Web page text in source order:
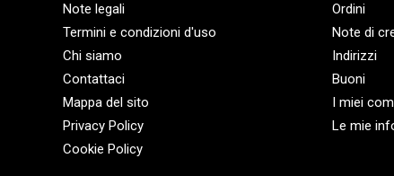
Note legali
Termini e condizioni d'uso
Chi siamo
Contattaci
Mappa del sito
Privacy Policy
Cookie Policy
Ordini
Note di
Indirizzi
Buoni
I miei
Le mie